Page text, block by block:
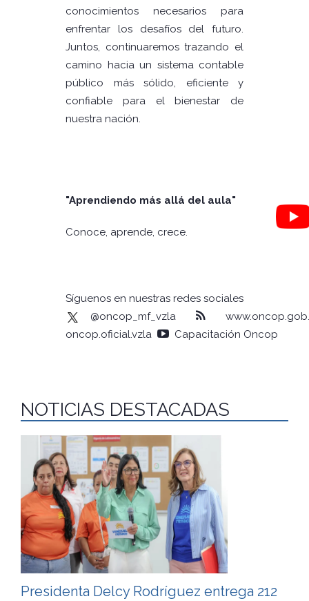
conocimientos necesarios para
enfrentar los desafíos del futuro.
Juntos, continuaremos trazando el
camino hacia un sistema contable
público más sólido, eficiente y
confiable para el bienestar de
nuestra nación.
"Aprendiendo más allá del aula"
Conoce, aprende, crece.
Síguenos en nuestras redes sociales
@oncop_mf_vzla
oncop.oficial.vzla
Capacitación Oncop
NOTICIAS DESTACADAS
Presidenta Delcy Rodríguez entrega 212